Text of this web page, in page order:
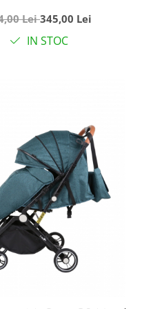
Lei345,00 Lei
IN STOC